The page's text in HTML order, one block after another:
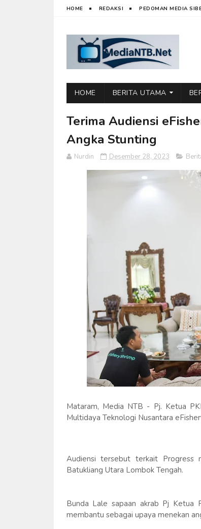
HOME REDAKSI PEDOMAN MEDIA
HOME BERITA UTAMA
Terima Audiensi
Angka Stunting
Nurdin Desember 28, 2023
Mataram, Media NTB - Pj. Ketua
Multidaya Teknologi Nusantara
Audiensi tersebut terkait Progress
Batukliang Utara Lombok Tengah.
Bunda Lale sapaan akrab Pj Ketua
membantu sebagai upaya menekan